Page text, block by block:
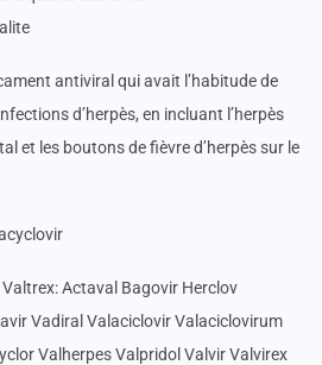
antiviral qui avait l’habitude de
d’herpès, en incluant l’herpès
et les boutons de fièvre d’herpès sur le
Actaval Bagovir Herclov
Vadiral Valaciclovir Valaciclovirum
Valherpes Valpridol Valvir Valvirex